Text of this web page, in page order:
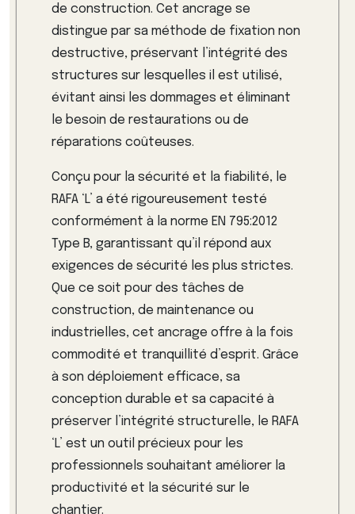
de construction. Cet ancrage se
distingue par sa méthode de fixation non
destructive, préservant l’intégrité des
structures sur lesquelles il est utilisé,
évitant ainsi les dommages et éliminant
le besoin de restaurations ou de
réparations coûteuses.
Conçu pour la sécurité et la fiabilité, le
RAFA ‘L’ a été rigoureusement testé
conformément à la norme EN 795:2012
Type B, garantissant qu’il répond aux
exigences de sécurité les plus strictes.
Que ce soit pour des tâches de
construction, de maintenance ou
industrielles, cet ancrage offre à la fois
commodité et tranquillité d’esprit. Grâce
à son déploiement efficace, sa
conception durable et sa capacité à
préserver l’intégrité structurelle, le RAFA
‘L’ est un outil précieux pour les
professionnels souhaitant améliorer la
productivité et la sécurité sur le
chantier.